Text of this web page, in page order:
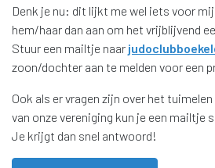
Denk je nu: dit lijkt me wel iets voor
hem/haar dan aan om het vrijblijvend
Stuur een mailtje naar
zoon/dochter aan te melden voor een
Ook als er vragen zijn over het
van onze vereniging kun je een mailtje
Je krijgt dan snel antwoord!